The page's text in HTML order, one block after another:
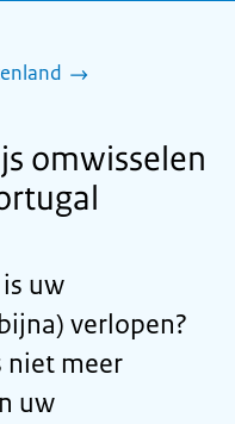
omwisselen
uw
verlopen?
niet meer
uw